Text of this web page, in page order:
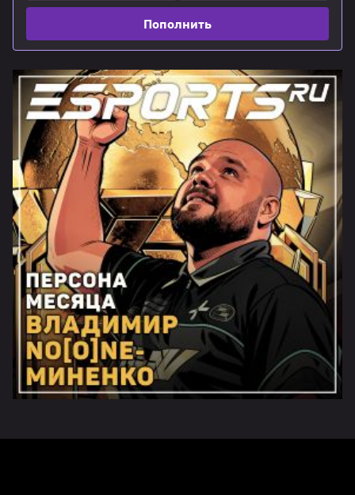
Пополнить